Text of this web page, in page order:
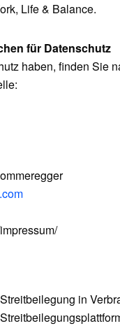
Life & Balance.
für Datenschutz
haben, finden Sie
in